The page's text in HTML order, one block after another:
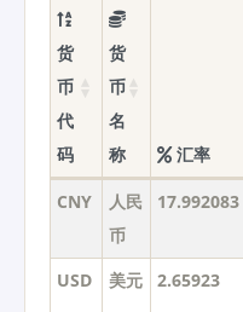
货
币
代
码
货
币
名
称
汇率
CNY
人民
币
17.992083
USD 美元 2.65923